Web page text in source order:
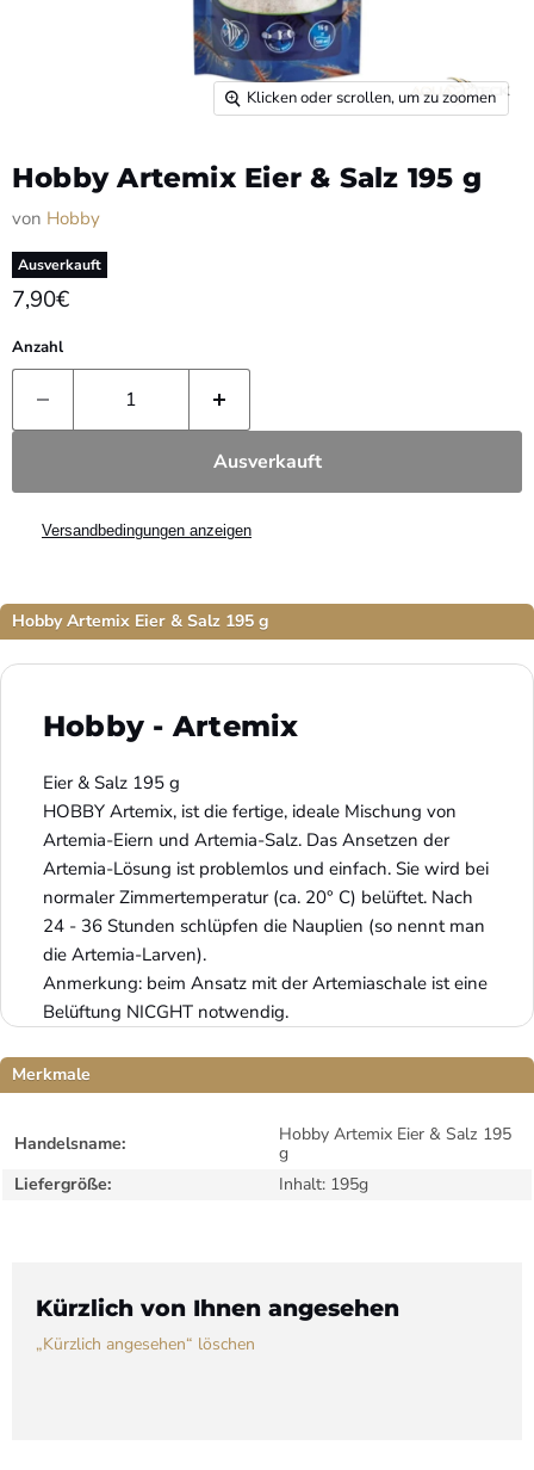
Klicken oder scrollen, um zu zoomen
Hobby Artemix Eier & Salz 195 g
von Hobby
Ausverkauft
7,90€
Anzahl
Ausverkauft
Hobby Artemix Eier & Salz 195 g
Hobby -Artemix
Eier & Salz 195 g
HOBBY Artemix, ist die fertige, ideale Mischung von
Artemia-Eiern und Artemia-Salz. Das Ansetzen der
Artemia-Lösung ist problemlos und einfach. Sie wird bei
normaler Zimmertemperatur (ca. 20° C) belüftet. Nach
24 - 36 Stunden schlüpfen die Nauplien (so nennt man
die Artemia-Larven).
Anmerkung: beim Ansatz mit der Artemiaschale ist eine
Belüftung NICGHT notwendig.
Merkmale
Handelsname:
Hobby Artemix Eier & Salz 195
g
Liefergröße:
Inhalt: 195g
Kürzlich von Ihnen angesehen
„Kürzlich angesehen“ löschen